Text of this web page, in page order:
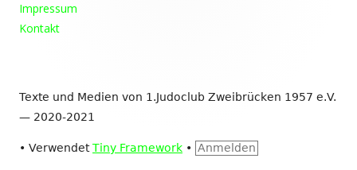
Inhalt
Impressum
Kontakt
Texte und Medien von 1.Judoclub Zweibrücken 1957 e.V.
— 2020-2021
• VerwendetTiny Framework • Anmelden